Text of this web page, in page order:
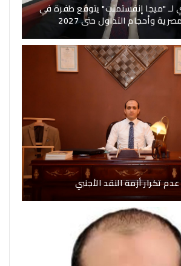
لـ "ميجا إنفستمنت" يتوقع طفرة في
وأحجام التداول حتى 2027
تكرار أزمة النقد الأجنبي